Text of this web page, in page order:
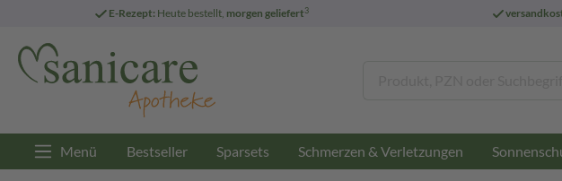
E-Rezept: Heute bestellt, morgen geliefert3
Menü Bestseller Sparsets Schmerzen & Verletzungen